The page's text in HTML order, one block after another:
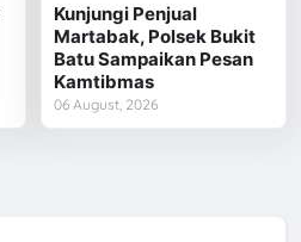
Kunjungi Penjual
Martabak, Polsek Bukit
Batu Sampaikan Pesan
Kamtibmas
06 August, 2026